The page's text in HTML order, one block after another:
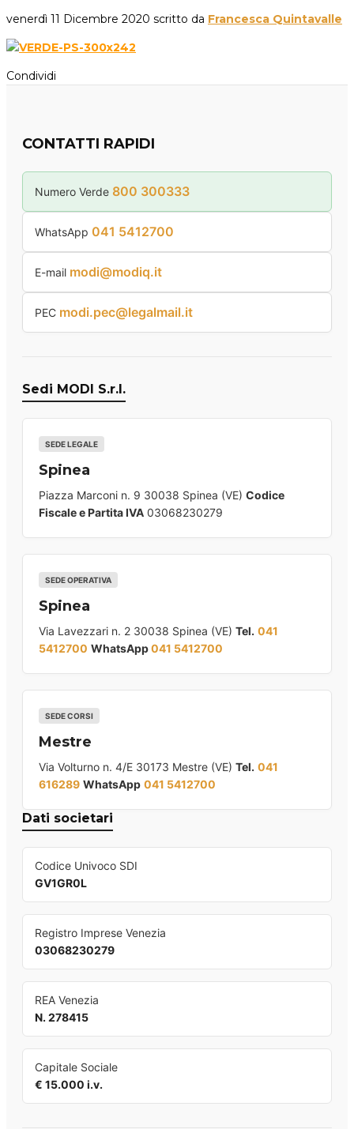
venerdì 11 Dicembre 2020 scritto da Francesca Quintavalle
Condividi
CONTATTI RAPIDI
Numero Verde 800 300333
WhatsApp 041 5412700
E-mail modi@modiq.it
PEC modi.pec@legalmail.it
Sedi MODI S.r.l.
SEDE LEGALE
Spinea
Piazza Marconi n. 9 30038 Spinea (VE) Codice
Fiscale e Partita IVA 03068230279
SEDE OPERATIVA
Spinea
Via Lavezzari n. 2 30038 Spinea (VE) Tel. 041
5412700 WhatsApp041 5412700
SEDE CORSI
Mestre
Via Volturno n. 4/E 30173 Mestre (VE) Tel. 041
616289 WhatsApp 041 5412700
Dati societari
Codice Univoco SDI
GV1GR0L
Registro Imprese Venezia
03068230279
REA Venezia
N. 278415
Capitale Sociale
€ 15.000 i.v.